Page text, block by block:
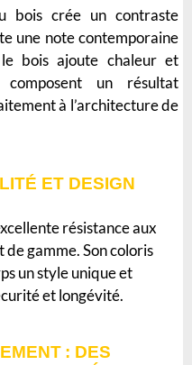
bois crée un contraste
une note contemporaine
bois ajoute chaleur et
composent un résultat
à l’architecture de
ET DESIGN
résistance aux
gamme. Son coloris
un style unique et
et longévité.
: DES